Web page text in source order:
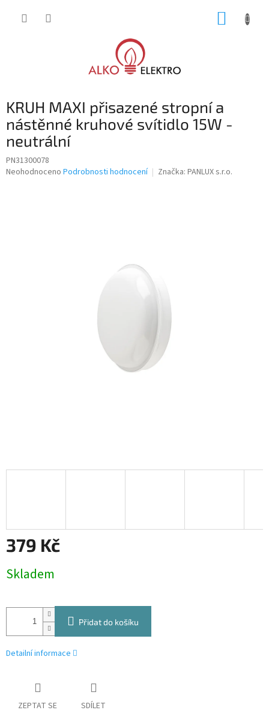
KRUH MAXI přisazené stropní a
nástěnné kruhové svítidlo 15W -
neutrální
PN31300078
Průměrné
Neohodnoceno Podrobnosti hodnocení Značka: PANLUX s.r.o.
379 Kč
cena:
Skladem
Přidat do košíku
Detailní informace
ZEPTAT SE SDÍLET